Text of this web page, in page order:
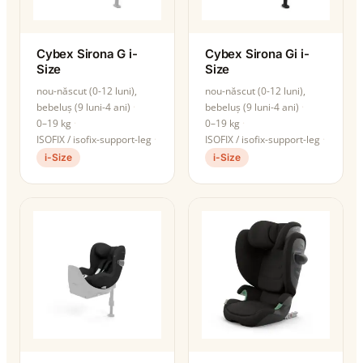
Cybex Sirona G i-
Size
nou-născut (0-12 luni),
bebeluș (9 luni-4 ani)
0–19 kg
ISOFIX / isofix-support-leg
i-Size
Cybex Sirona Gi i-
Size
nou-născut (0-12 luni),
bebeluș (9 luni-4 ani)
0–19 kg
ISOFIX / isofix-support-leg
i-Size